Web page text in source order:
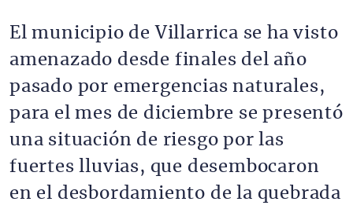
El municipio de Villarrica se ha visto
amenazado desde finales del año
pasado por emergencias naturales,
para el mes de diciembre se presentó
una situación de riesgo por las
fuertes lluvias, que desembocaron
en el desbordamiento de la quebrada